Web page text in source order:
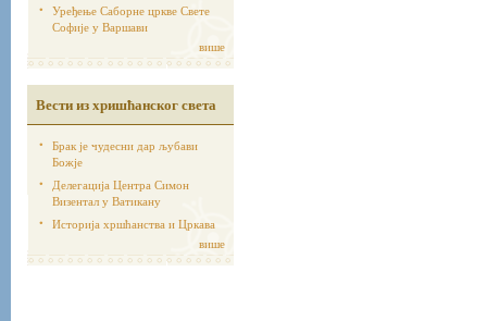
Уређење Саборне цркве Свете
Софије у Варшави
више
Вести из хришћанског света
Брак је чудесни дар љубави
Божје
Делегација Центра Симон
Визентал у Ватикану
Историја хршћанства и Цркава
више